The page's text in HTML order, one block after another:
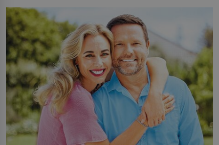
můžete obohatit své rituály a přinést do svého života
větší harmonii a klid. Je důležité